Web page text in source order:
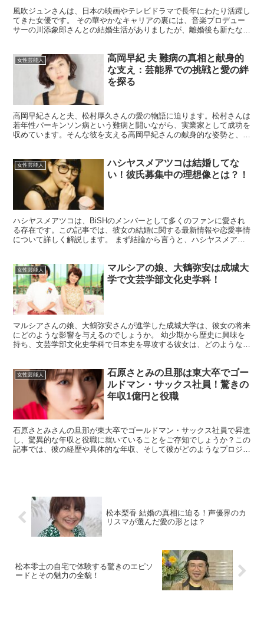
風吹ジュンさんは、日本の映画やテレビドラマで長年にわたり活躍し
てきた女優です。 その華やかなキャリアの裏には、音楽プロデュー
サーの川添象郎さんとの結婚生活がありましたが、離婚後も新たな恋
女性芸能人
高岡早紀 夫 難病の真相と献身的
な支え：芸能界での挑戦と愛の絆
を探る
高岡早紀さんと夫、松村厚久さんの愛の物語に迫ります。松村さんは
若年性パーキンソン病という難病と闘いながら、実業家として成功を
収めています。そんな彼を支える高岡早紀さんの献身的な姿勢と、二
女性芸能人
ハシヤスメアツコは結婚してな
い！彼氏募集中の理想像とは？！
ハシヤスメアツコは、BiSHのメンバーとして多くのファンに愛され
る存在です。この記事では、彼女の結婚に関する最新情報や恋愛事情
について詳しく解説します。 まず結論から言うと、ハシヤスメアツ
女性芸能人
マルシアの娘、大鶴弥安は成城大
学で文芸学部文化史学科！
マルシアさんの娘、大鶴弥安さんが進学した成城大学は、彼女の将来
にどのような影響を与えるのでしょうか。 幼少期から歴史に興味を
持ち、文芸学部文化史学科で日本史を専攻する彼女は、どのような夢
女性芸能人
石原さとみの旦那は東大卒でゴー
ルドマン・サックス社員！驚きの
年収1億円と役職
石原さとみさんの旦那が東大卒でゴールドマン・サックス社員で昇進
し、驚異的な年収と役職に就いていることをご存知でしょうか？この
記事では、彼の経歴や具体的な年収、そして彼がどのようなプロジェ
松本梨香 結婚の真相に迫る！声優界のカ
リスマが選んだ愛の形とは？
松本零士の自宅で体験する驚きのエピソ
ードとその魅力の全貌！